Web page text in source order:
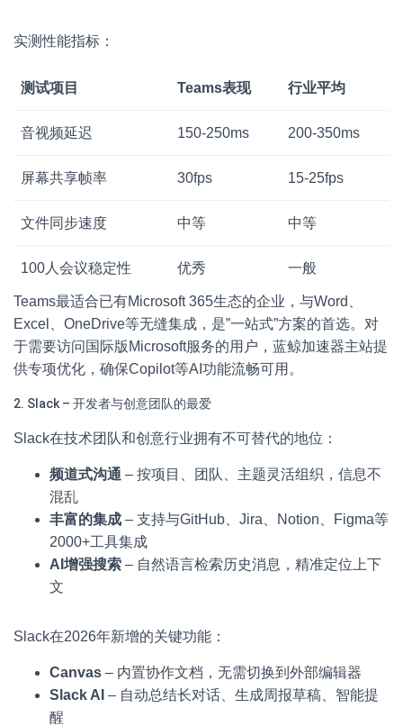
实测性能指标：
测试项目 Teams表现 行业平均
音视频延迟 150-250ms 200-350ms
屏幕共享帧率 30fps 15-25fps
文件同步速度 中等 中等
100人会议稳定性 优秀 一般
Teams最适合已有Microsoft 365生态的企业，与Word、
Excel、OneDrive等无缝集成，是”一站式”方案的首选。对
于需要访问国际版Microsoft服务的用户，蓝鲸加速器主站提
供专项优化，确保Copilot等AI功能流畅可用。
2. Slack – 开发者与创意团队的最爱
Slack在技术团队和创意行业拥有不可替代的地位：
频道式沟通 – 按项目、团队、主题灵活组织，信息不
混乱
丰富的集成 – 支持与GitHub、Jira、Notion、Figma等
2000+工具集成
AI增强搜索 – 自然语言检索历史消息，精准定位上下
文
Slack在2026年新增的关键功能：
Canvas – 内置协作文档，无需切换到外部编辑器
Slack AI – 自动总结长对话、生成周报草稿、智能提
醒